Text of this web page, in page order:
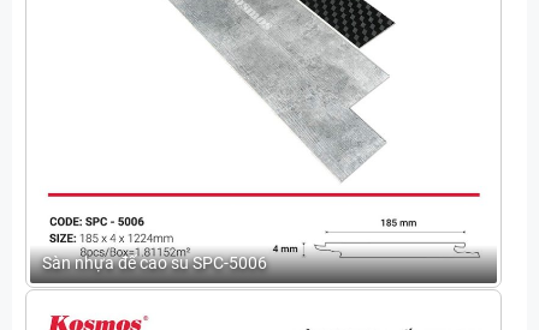
Sàn nhựa đế cao su SPC-5006